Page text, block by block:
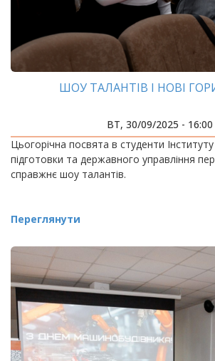
ШОУ ТАЛАНТІВ І НОВІ
ВТ, 30/09/2025 - 16:00
Цьогорічна посвята в студенти Інституту
підготовки та державного управління
справжнє шоу талантів.
Переглянути